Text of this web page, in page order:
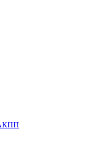
АКПП